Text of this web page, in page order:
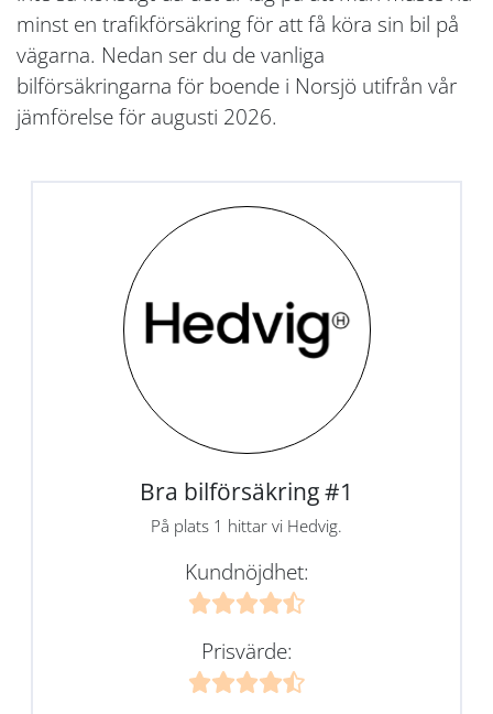
minst en trafikförsäkring för att få köra sin bil på
vägarna. Nedan ser du de vanliga
bilförsäkringarna för boende i Norsjö utifrån vår
jämförelse för augusti 2026.
Bra bilförsäkring #1
På plats 1 hittar vi Hedvig.
Kundnöjdhet:
Prisvärde: